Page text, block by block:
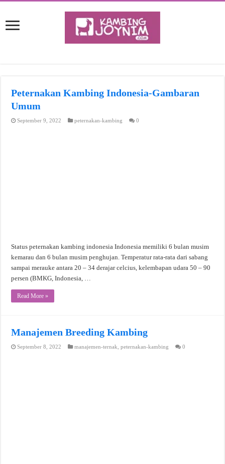
Peternakan Kambing Indonesia-Gambaran
Umum
September 9, 2022 peternakan-kambing 0
Status peternakan kambing indonesia Indonesia memiliki 6 bulan musim
kemarau dan 6 bulan musim penghujan. Temperatur rata-rata dari sabang
sampai merauke antara 20 – 34 derajar celcius, kelembapan udara 50 – 90
persen (BMKG, Indonesia, …
Read More »
Manajemen Breeding Kambing
September 8, 2022 manajemen-ternak ,peternakan-kambing 0